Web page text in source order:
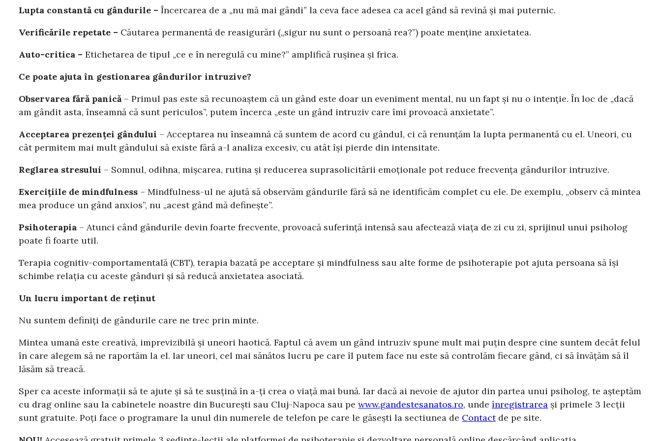
Lupta constantă cu gândurile – Încercarea de a „nu mă mai gândi” la ceva face adesea ca acel gând să revină și mai puternic.
Verificările repetate – Căutarea permanentă de reasigurări („sigur nu sunt o persoană rea?”) poate menține anxietatea.
Auto-critica – Etichetarea de tipul „ce e în neregulă cu mine?” amplifică rușinea și frica.
Ce poate ajuta în gestionarea gândurilor intruzive?
Observarea fără panică– Primul pas este să recunoaștem că un gând este doar un eveniment mental, nu un fapt și nu o intenție. În loc de „dacă
am gândit asta, înseamnă că sunt periculos”, putem încerca „este un gând intruziv care îmi provoacă anxietate”.
Acceptarea prezenței gândului – Acceptarea nu înseamnă că suntem de acord cu gândul, ci că renunțăm la lupta permanentă cu el. Uneori, cu
cât permitem mai mult gândului să existe fără a-l analiza excesiv, cu atât își pierde din intensitate.
Reglarea stresului – Somnul, odihna, mișcarea, rutina și reducerea suprasolicitării emoționale pot reduce frecvența gândurilor intruzive.
Exercițiile de mindfulness – Mindfulness-ul ne ajută să observăm gândurile fără să ne identificăm complet cu ele. De exemplu, „observ că mintea
mea produce un gând anxios”, nu „acest gând mă definește”.
Psihoterapia – Atunci când gândurile devin foarte frecvente, provoacă suferință intensă sau afectează viața de zi cu zi, sprijinul unui psiholog
poate fi foarte util.
Terapia cognitiv-comportamentală (CBT), terapia bazată pe acceptare și mindfulness sau alte forme de psihoterapie pot ajuta persoana să își
schimbe relația cu aceste gânduri și să reducă anxietatea asociată.
Un lucru important de reținut
Nu suntem definiți de gândurile care ne trec prin minte.
Mintea umană este creativă, imprevizibilă și uneori haotică. Faptul că avem un gând intruziv spune mult mai puțin despre cine suntem decât felul
în care alegem să ne raportăm la el. Iar uneori, cel mai sănătos lucru pe care îl putem face nu este să controlăm fiecare gând, ci să învățăm să îl
lăsăm să treacă.
Sper ca aceste informaţii să te ajute și să te susțină în a-ți crea o viață mai bună. Iar dacă ai nevoie de ajutor din partea unui psiholog, te așteptăm
cu drag online sau la cabinetele noastre din București sau Cluj-Napoca sau pe www.gandestesanatos.ro, unde înregistrarea și primele 3 lecții
sunt gratuite. Poți face o programare la unul din numerele de telefon pe care le găsești la sectiunea de Contactde pe site.